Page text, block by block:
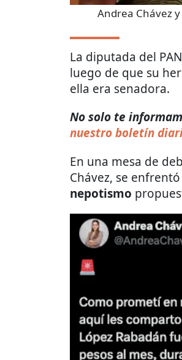
Andrea Chávez
La diputada del
luego de que su
ella era senadora.
No solo te
nuestro boletín
En una mesa de
Chávez, se
nepotismo